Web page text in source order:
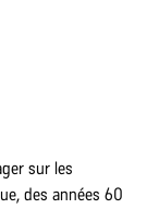
sur les
des années 60